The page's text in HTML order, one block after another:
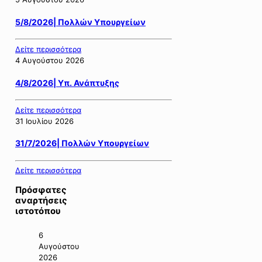
5/8/2026| Πολλών Υπουργείων
Δείτε περισσότερα
4 Αυγούστου 2026
4/8/2026| Υπ. Ανάπτυξης
Δείτε περισσότερα
31 Ιουλίου 2026
31/7/2026| Πολλών Υπουργείων
Δείτε περισσότερα
Πρόσφατες
αναρτήσεις
ιστοτόπου
6
Αυγούστου
2026